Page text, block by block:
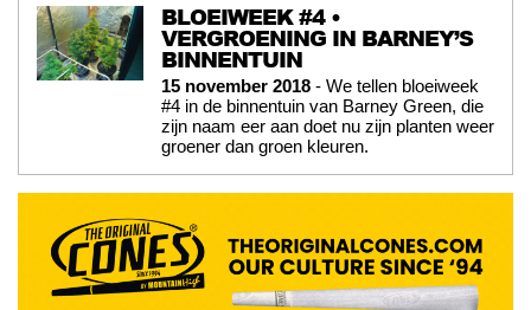
BLOEIWEEK #4 •
VERGROENING IN BARNEY’S
BINNENTUIN
15 november 2018 - We tellen bloeiweek
#4 in de binnentuin van Barney Green, die
zijn naam eer aan doet nu zijn planten weer
groener dan groen kleuren.